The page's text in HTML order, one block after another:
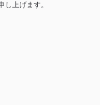
上げます。